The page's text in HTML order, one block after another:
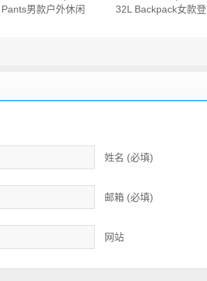
Pants男款户外休闲
32L Backpack女款登
姓名 (必填)
邮箱 (必填)
网站